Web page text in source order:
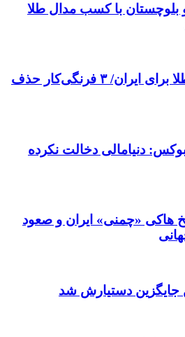
بلوچستان با کسب مدال طلا
شانس یک مدال طلا برای ایران/ ۳ فرنگی‌کار حذف
دنیامالی دخالت نکرده
هاکی «چمنی» ایران و صعود
دستیارش شد